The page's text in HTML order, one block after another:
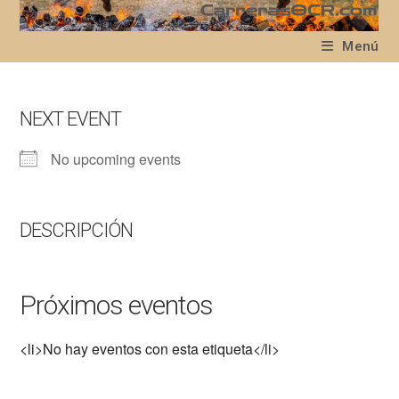
Menú
NEXT EVENT
No upcoming events
DESCRIPCIÓN
Próximos eventos
<li>No hay eventos con esta etiqueta</li>